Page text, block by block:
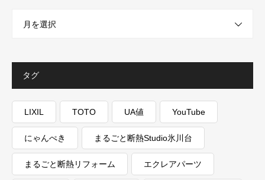
月を選択
タグ
LIXIL TOTO UA値 YouTube
にゃんぺき まるごと断熱Studio氷川台
まるごと断熱リフォーム エクレアパーツ